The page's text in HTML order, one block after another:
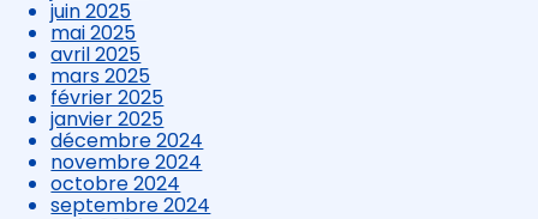
juin 2025
mai 2025
avril 2025
mars 2025
février 2025
janvier 2025
décembre 2024
novembre 2024
octobre 2024
septembre 2024